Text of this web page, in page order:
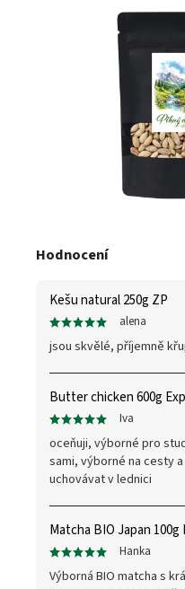
Hodnocení
Kešu natural 250g ZP
alena
jsou skvělé, příjemně
Butter chicken 600g
Iva
oceňuji, výborné pro
sami, výborné na cesty
uchovávat v lednici
Matcha BIO Japan 100g
Hanka
Výborná BIO matcha s